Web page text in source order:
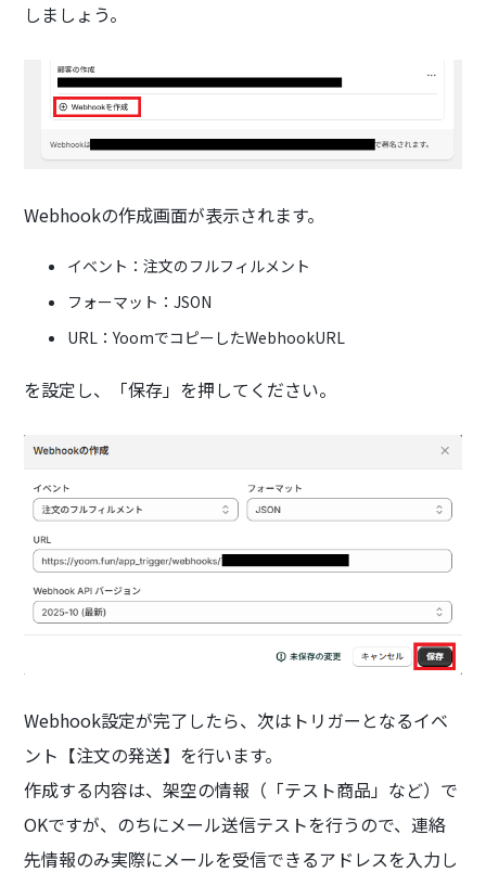
しましょう。
Webhookの作成画面が表示されます。
イベント：注文のフルフィルメント
フォーマット：JSON
URL：YoomでコピーしたWebhookURL
を設定し、「保存」を押してください。
Webhook設定が完了したら、次はトリガーとなるイベ
ント【注文の発送】を行います。
作成する内容は、架空の情報（「テスト商品」など）で
OKですが、のちにメール送信テストを行うので、連絡
先情報のみ実際にメールを受信できるアドレスを入力し